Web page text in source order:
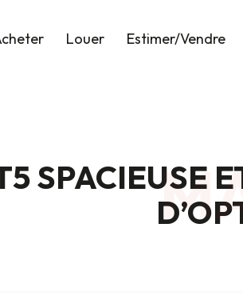
Louer Estimer/Vendre
SPACIEUSE